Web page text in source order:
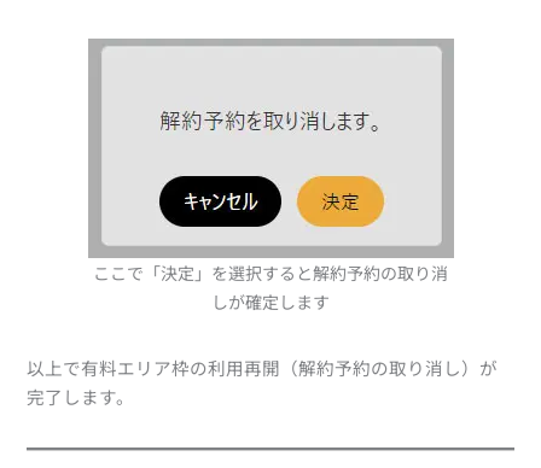
ここで「決定」を選択すると解約予約の取り消
しが確定します
以上で有料エリア枠の利用再開（解約予約の取り消し）が
完了します。